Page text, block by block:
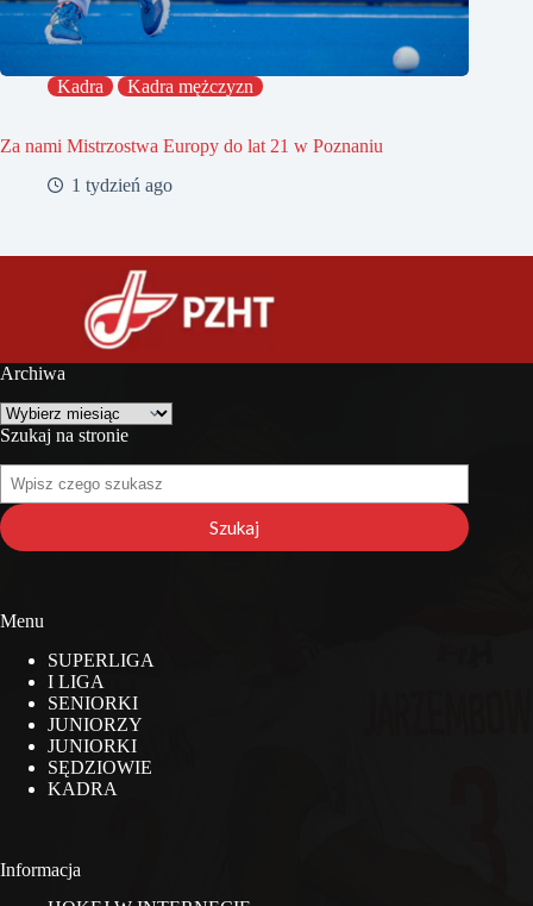
Kadra Kadra mężczyzn
Za nami Mistrzostwa Europy do lat 21 w Poznaniu
1 tydzień ago
Archiwa
Archiwa
Szukaj na stronie
na
stronie
Szukaj
Menu
SUPERLIGA
I LIGA
SENIORKI
JUNIORZY
JUNIORKI
SĘDZIOWIE
KADRA
Informacja